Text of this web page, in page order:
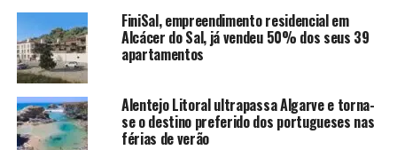
FiniSal, empreendimento residencial em
Alcácer do Sal, já vendeu 50% dos seus 39
apartamentos
Alentejo Litoral ultrapassa Algarve e torna-
se o destino preferido dos portugueses nas
férias de verão